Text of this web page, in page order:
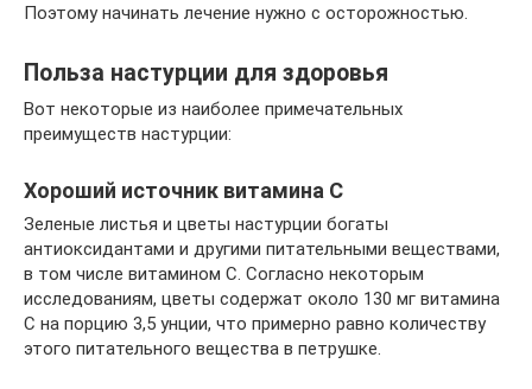
Поэтому начинать лечение нужно с осторожностью.
Польза настурции для здоровья
Вот некоторые из наиболее примечательных
преимуществ настурции:
Хороший источник витамина С
Зеленые листья и цветы настурции богаты
антиоксидантами и другими питательными веществами,
в том числе витамином С. Согласно некоторым
исследованиям, цветы содержат около 130 мг витамина
С на порцию 3,5 унции, что примерно равно количеству
этого питательного вещества в петрушке.